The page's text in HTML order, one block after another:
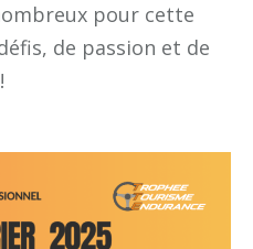
pour cette
de passion et de